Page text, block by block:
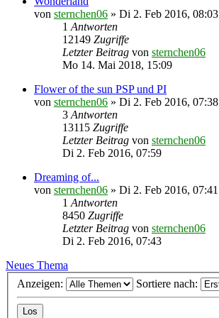
von sternchen06 » Di 2. Feb 2016, 08:03
1 Antworten
12149 Zugriffe
Letzter Beitrag von sternchen06
Mo 14. Mai 2018, 15:09
Flower of the sun PSP und PI
von sternchen06 » Di 2. Feb 2016, 07:38
3 Antworten
13115 Zugriffe
Letzter Beitrag von sternchen06
Di 2. Feb 2016, 07:59
Dreaming of...
von sternchen06 » Di 2. Feb 2016, 07:41
1 Antworten
8450 Zugriffe
Letzter Beitrag von sternchen06
Di 2. Feb 2016, 07:43
Neues Thema
Anzeigen:
Sortiere nach: